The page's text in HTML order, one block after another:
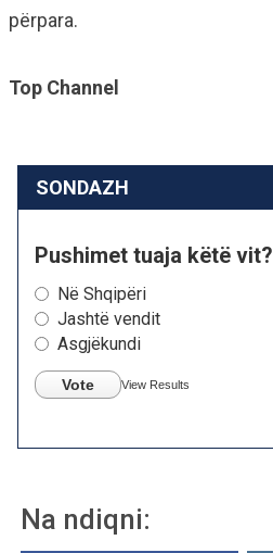
përpara.
Top Channel
SONDAZH
Pushimet tuaja këtë vit?
Në Shqipëri
Jashtë vendit
Asgjëkundi
Vote View Results
Na ndiqni: